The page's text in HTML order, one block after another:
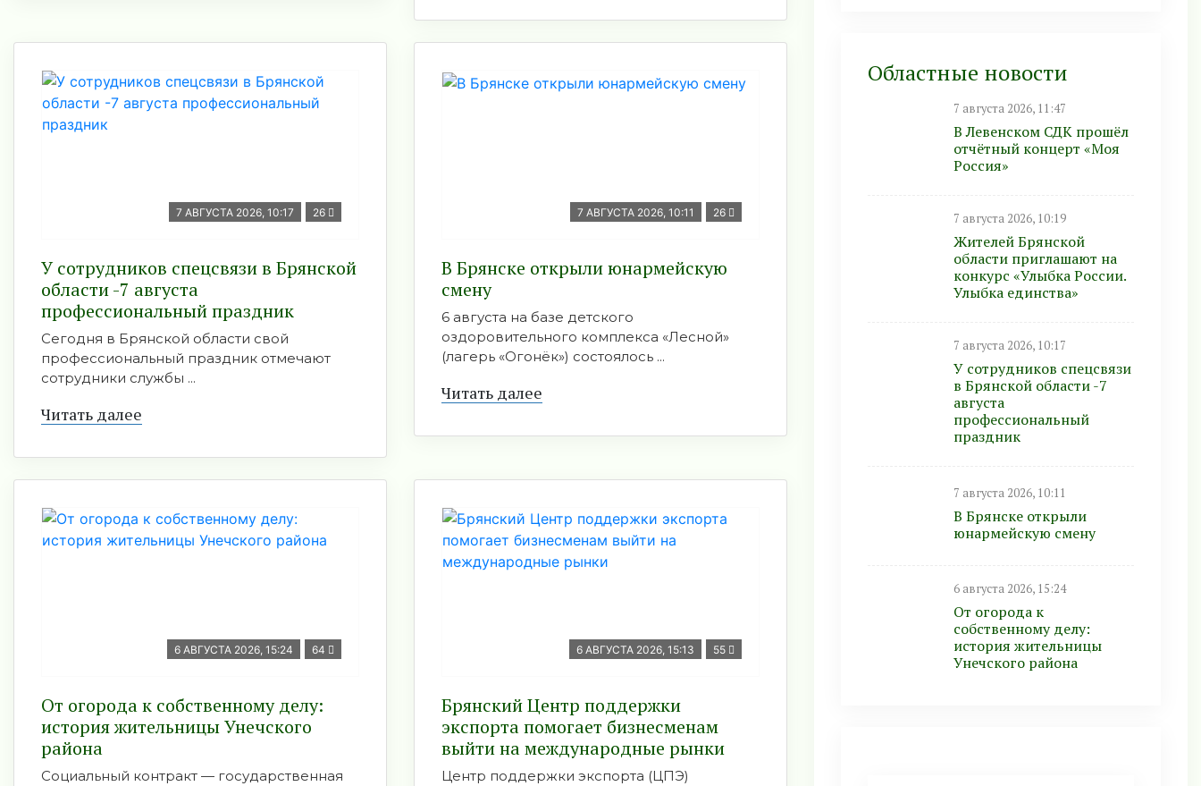
7 АВГУСТА 2026, 10:17 26
У сотрудников спецсвязи в Брянской
области -7 августа
профессиональный праздник
Сегодня в Брянской области свой
профессиональный праздник отмечают
сотрудники службы ...
Читать далее
7 АВГУСТА 2026, 10:11 26
В Брянске открыли юнармейскую
смену
6 августа на базе детского
оздоровительного комплекса «Лесной»
(лагерь «Огонёк») состоялось ...
Читать далее
6 АВГУСТА 2026, 15:24 64
От огорода к собственному делу:
история жительницы Унечского
района
Социальный контракт — государственная
6 АВГУСТА 2026, 15:13 55
Брянский Центр поддержки
экспорта помогает бизнесменам
выйти на международные рынки
Центр поддержки экспорта (ЦПЭ)
Областные новости
7 августа 2026, 11:47
В Левенском СДК прошёл
отчётный концерт «Моя
Россия»
7 августа 2026, 10:19
Жителей Брянской
области приглашают на
конкурс «Улыбка России.
Улыбка единства»
7 августа 2026, 10:17
У сотрудников спецсвязи
в Брянской области -7
августа
профессиональный
праздник
7 августа 2026, 10:11
В Брянске открыли
юнармейскую смену
6 августа 2026, 15:24
От огорода к
собственному делу:
история жительницы
Унечского района